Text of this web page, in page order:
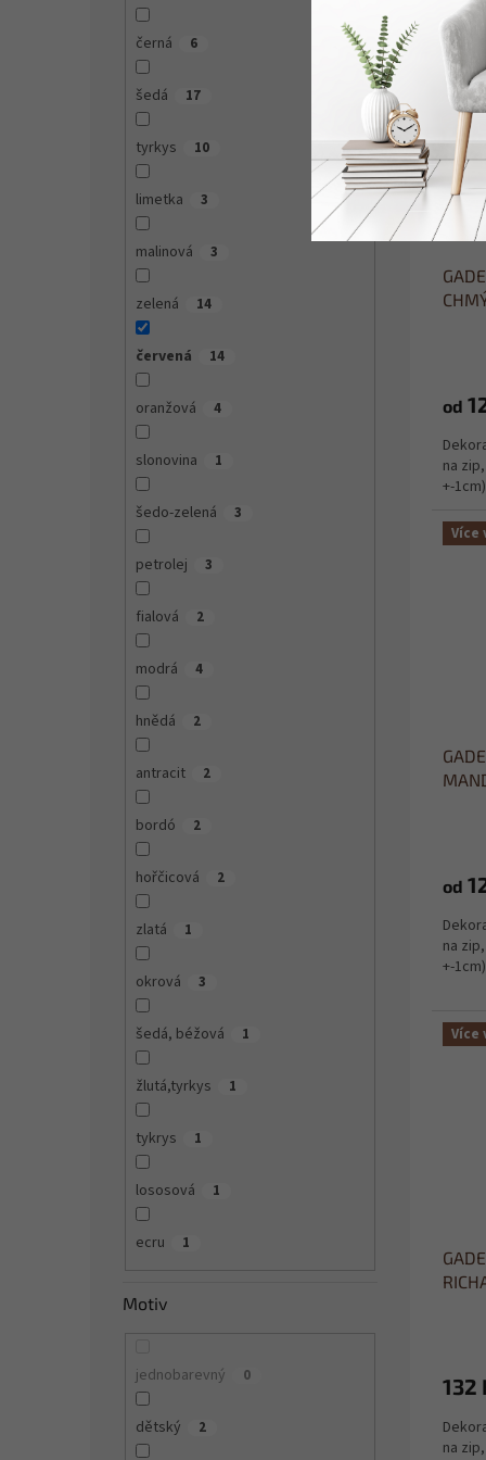
černá 6
šedá 17
tyrkys 10
limetka 3
malinová 3
zelená 14
červená 14
oranžová 4
slonovina 1
šedo-zelená 3
petrolej 3
fialová 2
modrá 4
hnědá 2
antracit 2
bordó 2
hořčicová 2
zlatá 1
okrová 3
šedá, béžová 1
žlutá,tyrkys 1
tykrys 1
lososová 1
ecru 1
Motiv
jednobarevný 0
dětský 2
od
na
+-
Více
od
na
+-
Více
132
na